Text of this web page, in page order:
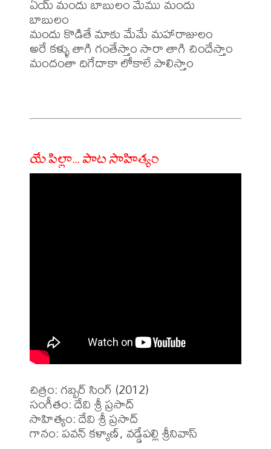
బాబులం
మందు కొడితే మాకు మేమే మహారాజులం
అరే కళ్ళు తాగి గంతేస్తాం సారా తాగి చిందేస్తాం
మందంతా దిగేదాకా లోకాలే పాలిస్తాం
యే పిల్లా... పాట సాహిత్యం
చిత్రం: గబ్బర్ సింగ్ (2012)
సంగీతం: దేవి శ్రీ ప్రసాద్
సాహిత్యం: దేవి శ్రీ ప్రసాద్
గానం: పవన్ కళ్యాణ్, వడ్డేపల్లి శ్రీనివాస్